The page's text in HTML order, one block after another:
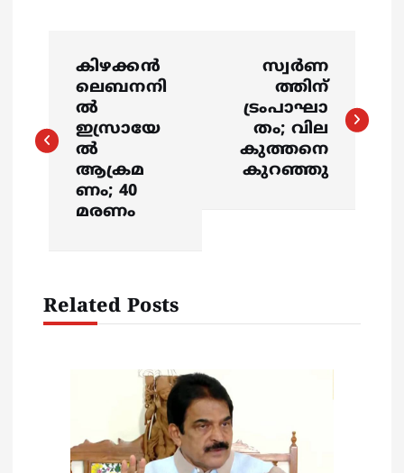
s
v
കിഴക്കൻ
ലെബനനി
ൽ
ഇസ്രായേ
ൽ
ആക്രമ
ണം; 40
മരണം
സ്വർണ
ത്തിന്
ട്രംപാഘാ
തം; വില
കുത്തനെ
കുറഞ്ഞു
Related Posts